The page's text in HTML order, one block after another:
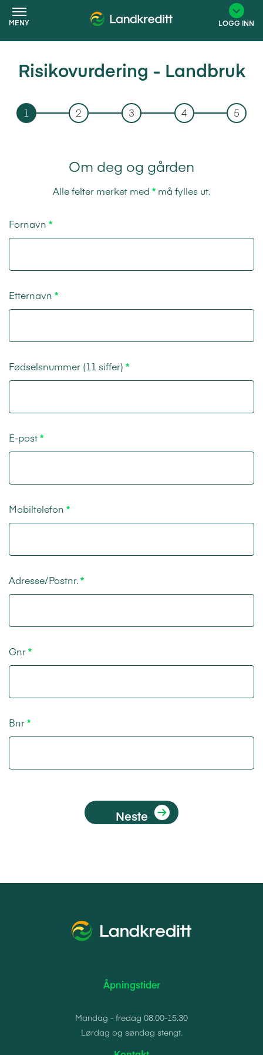
MENY LOGG INN
Risikovurdering - Landbruk
1 2 3 4 5
Om deg og gården
Alle felter merket med * må fylles ut.
Fornavn
Etternavn
Fødselsnummer (11 siffer)
E-post
Mobiltelefon
Adresse/Postnr.
Gnr
Bnr
Neste
Åpningstider
Mandag - fredag 08.00-15.30
Lørdag og søndag stengt.